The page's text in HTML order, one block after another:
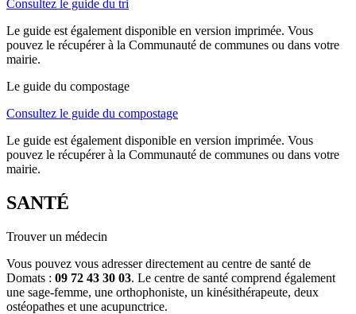
Consultez le guide du tri
Le guide est également disponible en version imprimée. Vous
pouvez le récupérer à la Communauté de communes ou dans votre
mairie.
Le guide du compostage
Consultez le guide du compostage
Le guide est également disponible en version imprimée. Vous
pouvez le récupérer à la Communauté de communes ou dans votre
mairie.
SANTÉ
Trouver un médecin
Vous pouvez vous adresser directement au centre de santé de
Domats : 09 72 43 30 03. Le centre de santé comprend également
une sage-femme, une orthophoniste, un kinésithérapeute, deux
ostéopathes et une acupunctrice.